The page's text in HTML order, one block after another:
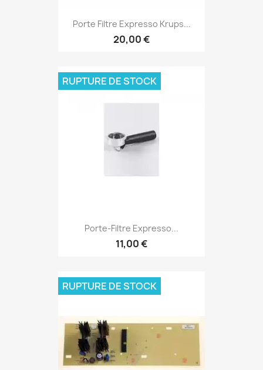
Porte Filtre Expresso Krups...
20,00 €
Porte-Filtre Expresso...
11,00 €
RUPTURE DE STOCK
RUPTURE DE STOCK